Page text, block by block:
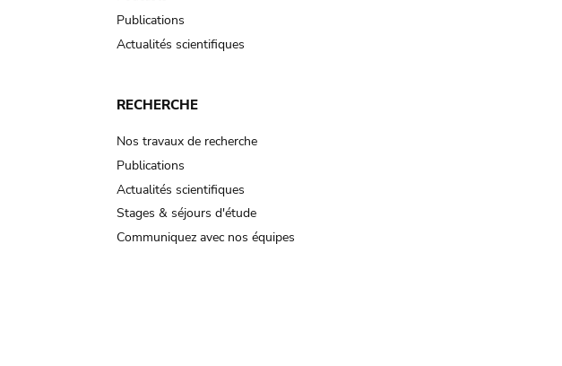
Publications
Actualités scientifiques
RECHERCHE
Nos travaux de recherche
Publications
Actualités scientifiques
Stages & séjours d'étude
Communiquez avec nos équipes